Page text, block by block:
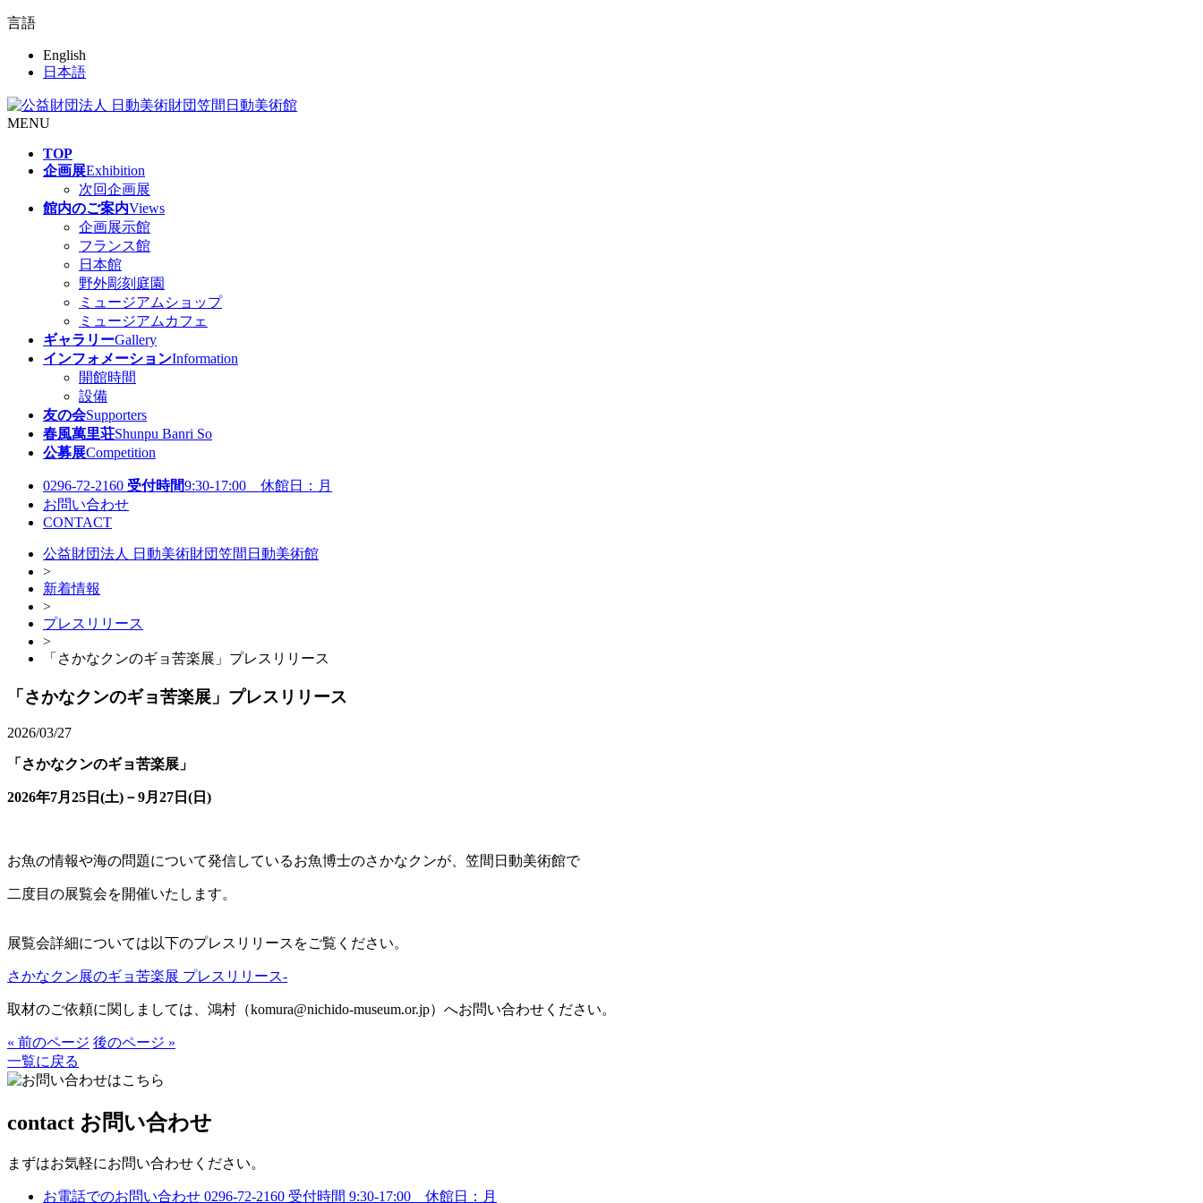
言語
English
日本語
MENU
TOP
企画展Exhibition
次回企画展
館内のご案内Views
企画展示館
フランス館
日本館
野外彫刻庭園
ミュージアムショップ
ミュージアムカフェ
ギャラリーGallery
インフォメーションInformation
開館時間
設備
友の会Supporters
春風萬里荘Shunpu Banri So
公募展Competition
0296-72-2160 受付時間9:30-17:00 休館日：月
お問い合わせ
CONTACT
公益財団法人 日動美術財団笠間日動美術館
>
新着情報
>
プレスリリース
>
「さかなクンのギョ苦楽展」プレスリリース
「さかなクンのギョ苦楽展」プレスリリース
2026/03/27
「さかなクンのギョ苦楽展」
2026年7月25日(土)－9月27日(日)
お魚の情報や海の問題について発信しているお魚博士のさかなクンが、笠間日動美術館で
二度目の展覧会を開催いたします。
展覧会詳細については以下のプレスリリースをご覧ください。
さかなクン展のギョ苦楽展 プレスリリース-
取材のご依頼に関しましては、鴻村（komura@nichido-museum.or.jp）へお問い合わせください。
« 前のページ 後のページ »
一覧に戻る
contact お問い合わせ
まずはお気軽にお問い合わせください。
お電話でのお問い合わせ 0296-72-2160 受付時間 9:30-17:00 休館日：月